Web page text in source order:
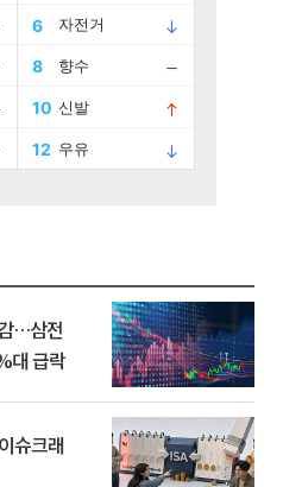
…삼전
대 급락
슈크래